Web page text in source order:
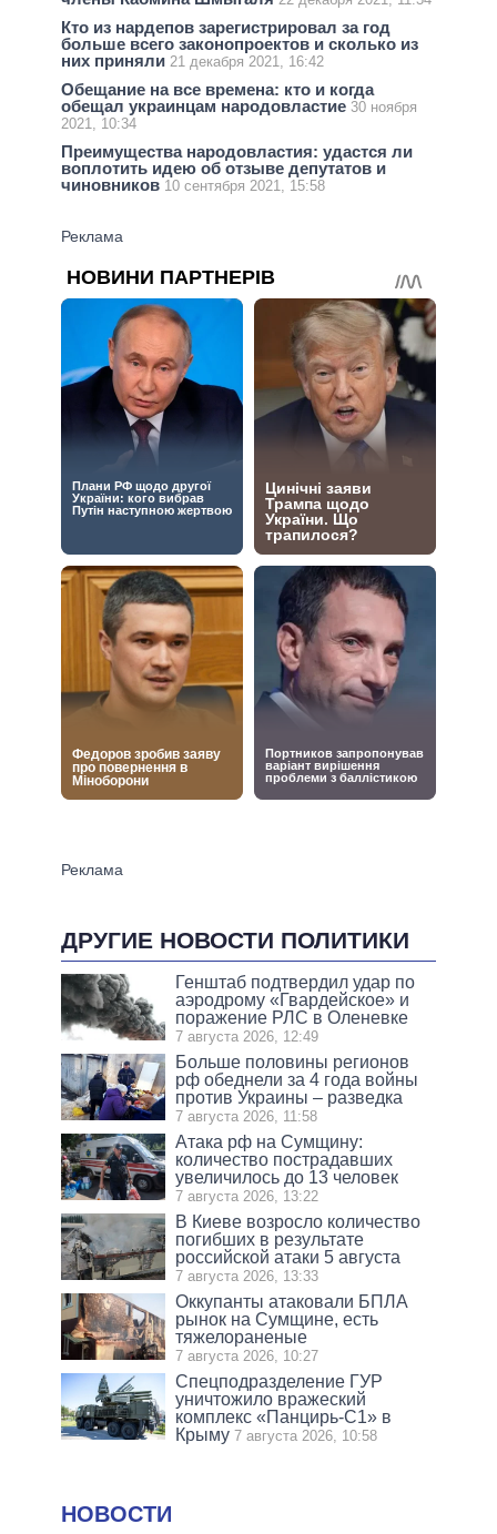
Кто из нардепов зарегистрировал за год
больше всего законопроектов и сколько из
них приняли 21 декабря 2021, 16:42
Обещание на все времена: кто и когда
обещал украинцам народовластие 30 ноября
2021, 10:34
Преимущества народовластия: удастся ли
воплотить идею об отзыве депутатов и
чиновников 10 сентября 2021, 15:58
ДРУГИЕ НОВОСТИ ПОЛИТИКИ
Генштаб подтвердил удар по
аэродрому «Гвардейское» и
поражение РЛС в Оленевке
7 августа 2026, 12:49
Больше половины регионов
рф обеднели за 4 года войны
против Украины – разведка
7 августа 2026, 11:58
Атака рф на Сумщину:
количество пострадавших
увеличилось до 13 человек
7 августа 2026, 13:22
В Киеве возросло количество
погибших в результате
российской атаки 5 августа
7 августа 2026, 13:33
Оккупанты атаковали БПЛА
рынок на Сумщине, есть
тяжелораненые
7 августа 2026, 10:27
Спецподразделение ГУР
уничтожило вражеский
комплекс «Панцирь-С1» в
Крыму 7 августа 2026, 10:58
НОВОСТИ